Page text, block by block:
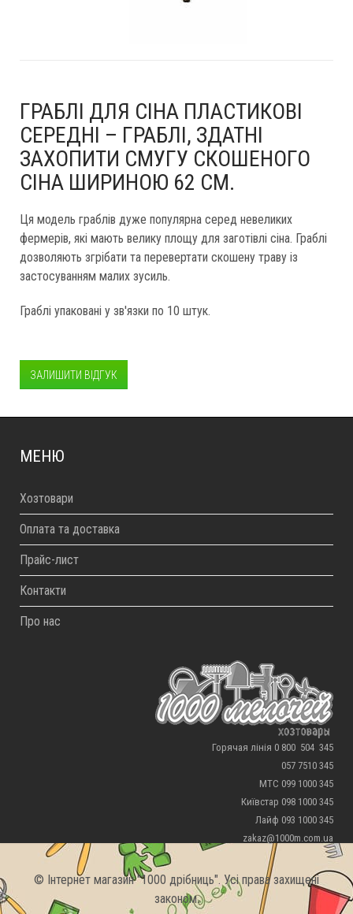
ГРАБЛІ ДЛЯ СІНА ПЛАСТИКОВІ
СЕРЕДНІ – ГРАБЛІ, ЗДАТНІ
ЗАХОПИТИ СМУГУ СКОШЕНОГО
СІНА ШИРИНОЮ 62 СМ.
Ця модель граблів дуже популярна серед невеликих
фермерів, які мають велику площу для заготівлі сіна. Граблі
дозволяють згрібати та перевертати скошену траву із
застосуванням малих зусиль.
Граблі упаковані у зв'язки по 10 штук.
ЗАЛИШИТИ ВІДГУК
МЕНЮ
Хозтовари
Оплата та доставка
Прайс-лист
Контакти
Про нас
Горячая лінія 0 800 504 345
057 7510 345
МТС 099 1000 345
Київстар 098 1000 345
Лайф 093 1000 345
zakaz@1000m.com.ua
© Інтернет магазин "1000 дрібниць". Усі права захищені
законом.